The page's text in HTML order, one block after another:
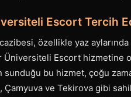
Escort Tercih
özellikle yaz
Üniversiteli Escort hizmetine
bu hizmet, çoğu
Çamyuva ve Tekirova gibi